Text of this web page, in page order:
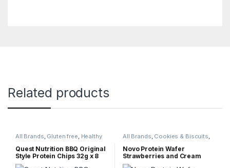
Related products
All Brands Gluten free Healthy
Quest Nutrition
Quest Nutrition BBQ Original
Style Protein Chips 32g x 8
Unit Box
All Brands Cookies & Biscuits
Healthy Foods Healthy Snacks
Novo, Protein Bar,Top Selling
Novo Protein Wafer
Strawberries and Cream
Flavour 40g x 12 Unit Box